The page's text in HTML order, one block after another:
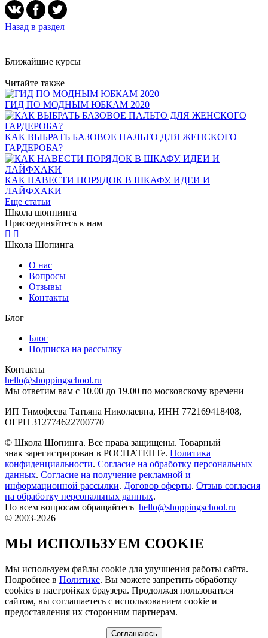
Назад в раздел
Ближайшие курсы
Читайте также
ГИД ПО МОДНЫМ ЮБКАМ 2020
КАК ВЫБРАТЬ БАЗОВОЕ ПАЛЬТО ДЛЯ ЖЕНСКОГО
ГАРДЕРОБА?
КАК НАВЕСТИ ПОРЯДОК В ШКАФУ. ИДЕИ И
ЛАЙФХАКИ
Еще статьи
Школа шоппинга
Присоединяйтесь к нам
Школа Шопинга
О нас
Вопросы
Отзывы
Контакты
Блог
Блог
Подписка на рассылку
Контакты
hello@shoppingschool.ru
Мы ответим вам с 10.00 до 19.00 по московскому времени
ИП Тимофеева Татьяна Николаевна, ИНН 772169418408,
ОГРН 312774622700770
© Школа Шопинга. Все права защищены. Товарный
знак зарегистрирован в РОСПАТЕНТе. Политика
конфиденциальности. Согласие на обработку персональных
данных. Согласие на получение рекламной и
информационной рассылки. Договор оферты. Отзыв согласия
на обработку персональных данных.
По всем вопросам обращайтесь hello@shoppingschool.ru
© 2003-2026
МЫ ИСПОЛЬЗУЕМ COOKIE
Мы используем файлы cookie для улучшения работы сайта.
Подробнее в Политике. Вы можете запретить обработку
сookies в настройках браузера. Продолжая пользоваться
сайтом, вы соглашаетесь с использованием cookie и
предоставления их сторонним партнерам.
Соглашаюсь